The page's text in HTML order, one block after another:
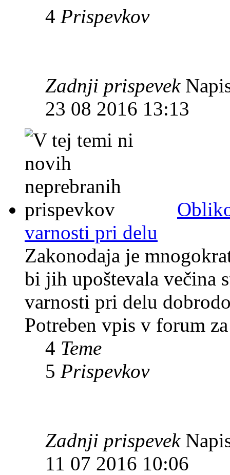
4 Prispevkov
Zadnji prispevek
23 08 2016 13:13
varnosti pri delu
Zakonodaja je
bi jih upoštevala večina
varnosti pri delu
Potreben vpis v forum
4 Teme
5 Prispevkov
Zadnji prispevek
11 07 2016 10:06